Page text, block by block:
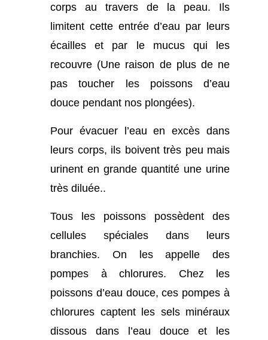
corps au travers de la peau. Ils
limitent cette entrée d’eau par leurs
écailles et par le mucus qui les
recouvre (Une raison de plus de ne
pas toucher les poissons d’eau
douce pendant nos plongées).
Pour évacuer l’eau en excès dans
leurs corps, ils boivent très peu mais
urinent en grande quantité une urine
très diluée..
Tous les poissons possèdent des
cellules spéciales dans leurs
branchies. On les appelle des
pompes à chlorures. Chez les
poissons d’eau douce, ces pompes à
chlorures captent les sels minéraux
dissous dans l’eau douce et les